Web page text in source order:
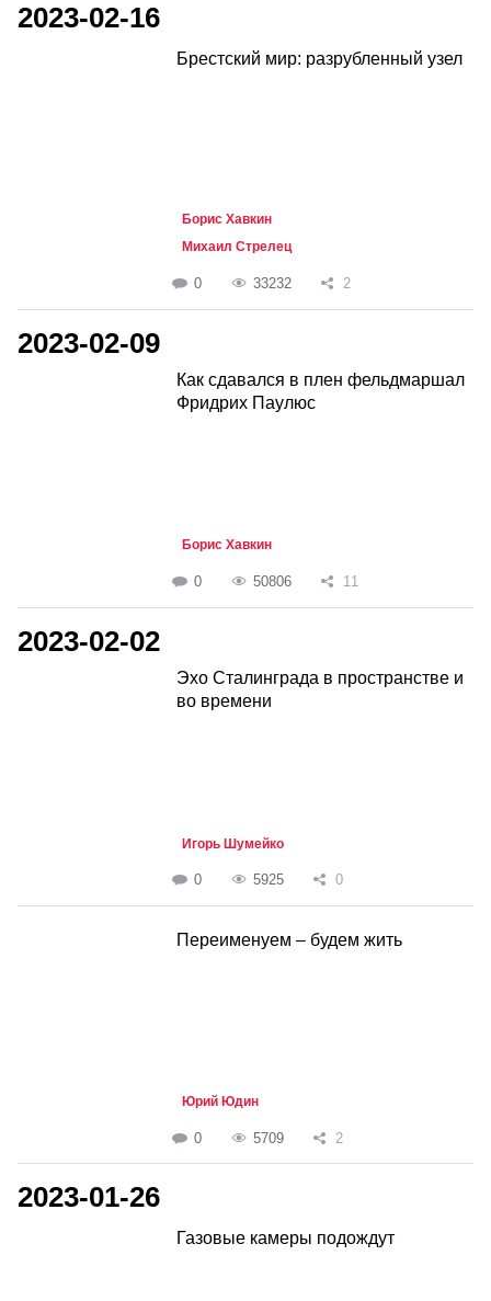
2023-02-16
Брестский мир: разрубленный узел
Борис Хавкин
Михаил Стрелец
0 33232 2
2023-02-09
Как сдавался в плен фельдмаршал
Фридрих Паулюс
Борис Хавкин
0 50806 11
2023-02-02
Эхо Сталинграда в пространстве и
во времени
Игорь Шумейко
0 5925 0
Переименуем – будем жить
Юрий Юдин
0 5709 2
2023-01-26
Газовые камеры подождут